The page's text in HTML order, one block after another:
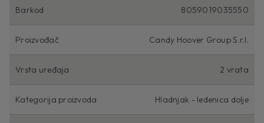
Barkod 8059019035550
Proizvođač Candy Hoover Group S.r.l.
Vrsta uređaja 2 vrata
Kategorija proizvoda Hladnjak - ledenica dolje